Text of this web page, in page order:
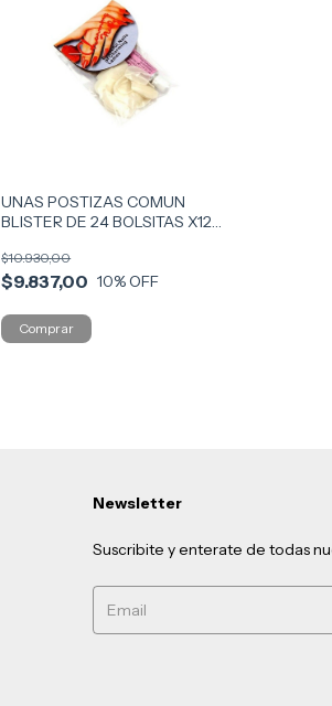
UNAS POSTIZAS COMUN
BLISTER DE 24 BOLSITAS X12
$9.837,00
$10.930,00
10% OFF
Newsletter
Suscribite y enterate de todas